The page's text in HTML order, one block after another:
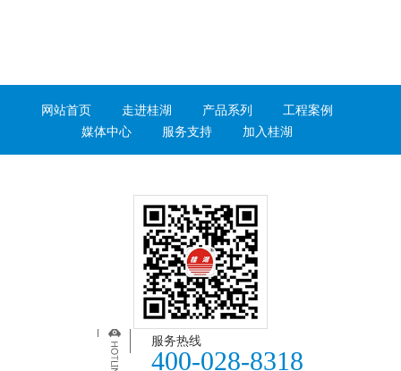
网站首页 走进桂湖 产品系列
工程案例
媒体中心
服务支持 加入桂湖
服务热线
400-028-8318